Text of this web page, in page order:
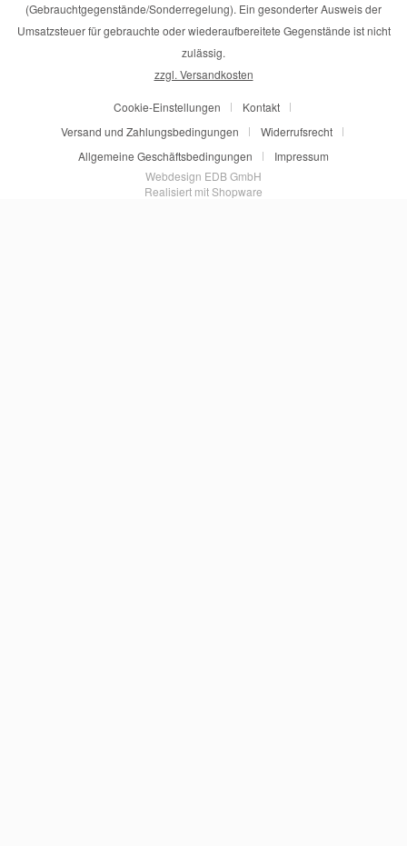
(Gebrauchtgegenstände/Sonderregelung). Ein gesonderter Ausweis der
Umsatzsteuer für gebrauchte oder wiederaufbereitete Gegenstände ist nicht
zulässig.
zzgl. Versandkosten
Cookie-Einstellungen
Kontakt
Versand und Zahlungsbedingungen
Widerrufsrecht
Allgemeine Geschäftsbedingungen
Impressum
Webdesign EDB GmbH
Realisiert mit Shopware